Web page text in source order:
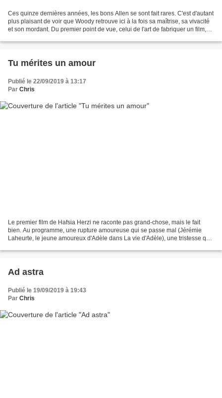
Ces quinze dernières années, les bons Allen se sont fait rares. C'est d'autant
plus plaisant de voir que Woody retrouve ici à la fois sa maîtrise, sa vivacité
et son mordant. Du premier point de vue, celui de l'art de fabriquer un film,
Tu mérites un amour
Publié le 22/09/2019 à 13:17
Par Chris
Le premier film de Hafsia Herzi ne raconte pas grand-chose, mais le fait
bien. Au programme, une rupture amoureuse qui se passe mal (Jérémie
Laheurte, le jeune amoureux d'Adèle dans La vie d'Adèle), une tristesse qui
Ad astra
Publié le 19/09/2019 à 19:43
Par Chris